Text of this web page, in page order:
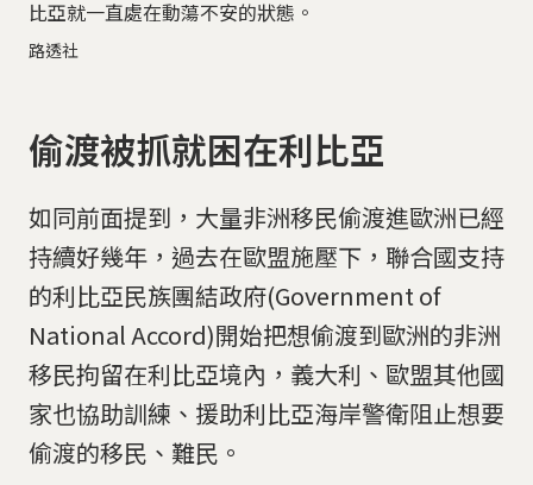
比亞就一直處在動蕩不安的狀態。
路透社
偷渡被抓就困在利比亞
如同前面提到，大量非洲移民偷渡進歐洲已經
持續好幾年，過去在歐盟施壓下，聯合國支持
的利比亞民族團結政府(Government of
National Accord)開始把想偷渡到歐洲的非洲
移民拘留在利比亞境內，義大利、歐盟其他國
家也協助訓練、援助利比亞海岸警衛阻止想要
偷渡的移民、難民。